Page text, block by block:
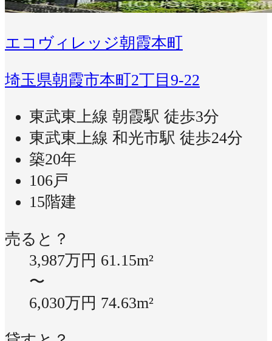
エコヴィレッジ朝霞本町
埼玉県朝霞市本町2丁目9-22
東武東上線 朝霞駅 徒歩3分
東武東上線 和光市駅 徒歩24分
築20年
106戸
15階建
売ると？
3,987万円 61.15m²
〜
6,030万円 74.63m²